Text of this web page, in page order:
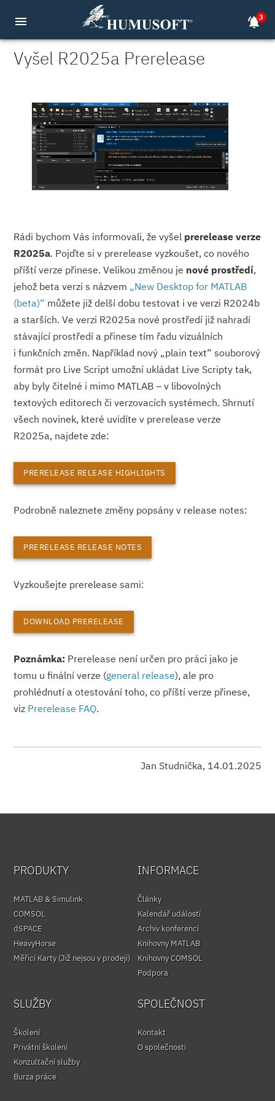
menu notifications_active3
Vyšel R2025a Prerelease
Rádi bychom Vás informovali, že vyšel prerelease verze
R2025a. Pojďte si v prerelease vyzkoušet, co nového
příští verze přinese. Velikou změnou je nové prostředí,
jehož beta verzi s názvem „New Desktop for MATLAB
(beta)“ můžete již delší dobu testovat i ve verzi R2024b
a starších. Ve verzi R2025a nové prostředí již nahradí
stávající prostředí a přinese tím řadu vizuálních
i funkčních změn. Například nový „plain text“ souborový
formát pro Live Script umožní ukládat Live Scripty tak,
aby byly čitelné i mimo MATLAB – v libovolných
textových editorech či verzovacích systémech. Shrnutí
všech novinek, které uvidíte v prerelease verze
R2025a, najdete zde:
PRERELEASE RELEASE HIGHLIGHTS
Podrobně naleznete změny popsány v release notes:
PRERELEASE RELEASE NOTES
Vyzkoušejte prerelease sami:
DOWNLOAD PRERELEASE
Poznámka: Prerelease není určen pro práci jako je
tomu u finální verze (general release), ale pro
prohlédnutí a otestování toho, co příští verze přinese,
viz Prerelease FAQ.
Jan Studnička, 14.01.2025
PRODUKTY
MATLAB & Simulink
COMSOL
dSPACE
HeavyHorse
Měřicí Karty (Již nejsou v prodeji)
INFORMACE
Články
Kalendář událostí
Archiv konferencí
Knihovny MATLAB
Knihovny COMSOL
Podpora
SLUŽBY
Školení
Privátní školení
Konzultační služby
Burza práce
SPOLEČNOST
Kontakt
O společnosti